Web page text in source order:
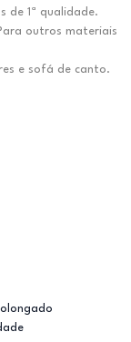
de 1ª qualidade.
outros materiais
e sofá de canto.